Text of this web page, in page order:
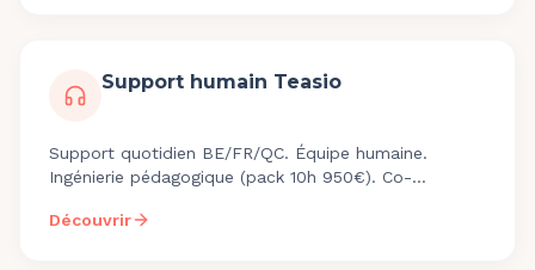
Support humain Teasio
Support quotidien BE/FR/QC. Équipe humaine.
Ingénierie pédagogique (pack 10h 950€). Co-
Découvrir